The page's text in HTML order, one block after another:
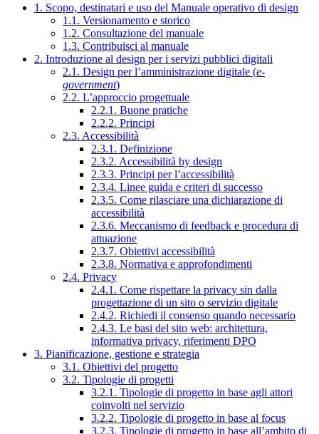
1. Scopo, destinatari e uso del Manuale operativo di design
1.1. Versionamento e storico
1.2. Consultazione del manuale
1.3. Contribuisci al manuale
2. Introduzione al design per i servizi pubblici digitali
2.1. Design per l’amministrazione digitale (e-
government)
2.2. L’approccio progettuale
2.2.1. Buone pratiche
2.2.2. Principi
2.3. Accessibilità
2.3.1. Definizione
2.3.2. Accessibilità by design
2.3.3. Principi per l’accessibilità
2.3.4. Linee guida e criteri di successo
2.3.5. Come rilasciare una dichiarazione di
accessibilità
2.3.6. Meccanismo di feedback e procedura di
attuazione
2.3.7. Obiettivi accessibilità
2.3.8. Normativa e approfondimenti
2.4. Privacy
2.4.1. Come rispettare la privacy sin dalla
progettazione di un sito o servizio digitale
2.4.2. Richiedi il consenso quando necessario
2.4.3. Le basi del sito web: architettura,
informativa privacy, riferimenti DPO
3. Pianificazione, gestione e strategia
3.1. Obiettivi del progetto
3.2. Tipologie di progetti
3.2.1. Tipologie di progetto in base agli attori
coinvolti nel servizio
3.2.2. Tipologie di progetto in base al focus
3.2.3. Tipologie di progetto in base all’ambito di